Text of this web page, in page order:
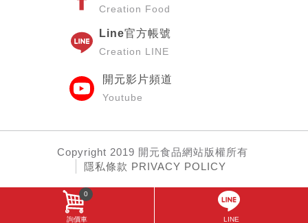
詢價車
0
LINE
Creation Food
Line官方帳號
Creation LINE
開元影片頻道
Youtube
Copyright 2019 開元食品網站版權所有
隱私條款 PRIVACY POLICY